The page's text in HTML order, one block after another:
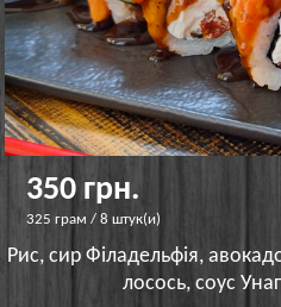
350 грн.
325 грам / 8 штук(и)
Рис, сир Філадельфія,
лосось, соус